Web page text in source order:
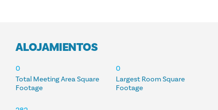
ALOJAMIENTOS
ALOJAMIENTOS
Total Meeting Area Square
Footage
0
Largest Room Square
Footage
0